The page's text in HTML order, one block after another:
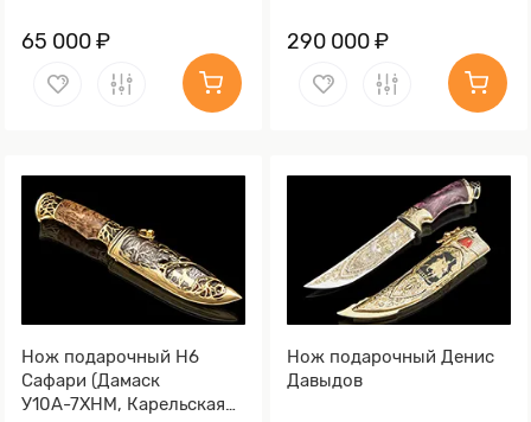
65 000 ₽ 290 000 ₽
Нож подарочный Н6
Сафари (Дамаск
У10А-7ХНМ, Карельская
Нож подарочный Денис
Давыдов